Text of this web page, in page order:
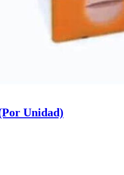
Unidad)